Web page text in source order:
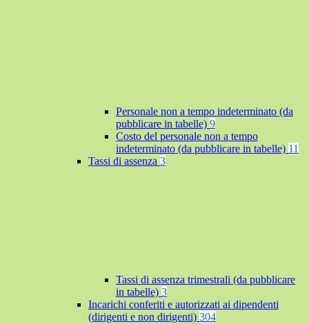
Personale non a tempo indeterminato (da
pubblicare in tabelle) 9
Costo del personale non a tempo
indeterminato (da pubblicare in tabelle) 11
Tassi di assenza 3
Tassi di assenza trimestrali (da pubblicare
in tabelle) 3
Incarichi conferiti e autorizzati ai dipendenti
(dirigenti e non dirigenti) 304